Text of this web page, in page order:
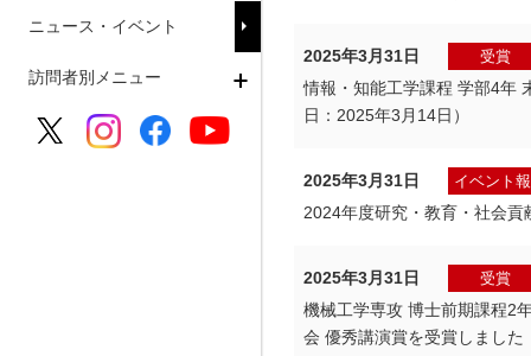
ニュース・イベント
訪問者別メニュー
2025年3月31日 受賞
情報・知能工学課程 学部4年
日：2025年3月14日）
2025年3月31日 イベント
2024年度研究・教育・社会
2025年3月31日 受賞
機械工学専攻 博士前期課程2
会 優秀講演賞を受賞しまし